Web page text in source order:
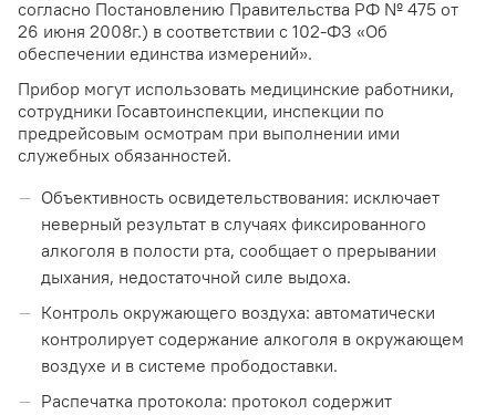
согласно Постановлению Правительства РФ № 475 от
26 июня 2008г.) в соответствии с 102-ФЗ «Об
обеспечении единства измерений».
Прибор могут использовать медицинские работники,
сотрудники Госавтоинспекции, инспекции по
предрейсовым осмотрам при выполнении ими
служебных обязанностей.
Объективность освидетельствования: исключает
неверный результат в случаях фиксированного
алкоголя в полости рта, сообщает о прерывании
дыхания, недостаточной силе выдоха.
Контроль окружающего воздуха: автоматически
контролирует содержание алкоголя в окружающем
воздухе и в системе прободоставки.
Распечатка протокола: протокол содержит